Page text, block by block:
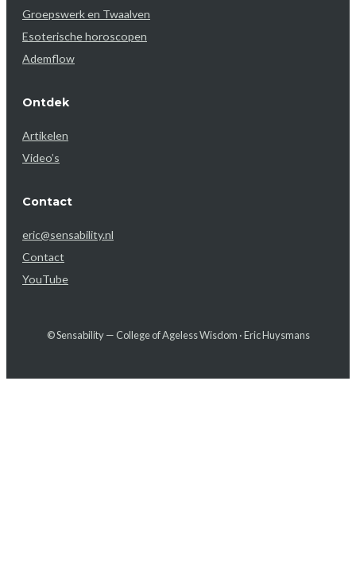
Groepswerk en Twaalven
Esoterische horoscopen
Ademflow
Ontdek
Artikelen
Video’s
Contact
eric@sensability.nl
Contact
YouTube
© Sensability — College of Ageless Wisdom · Eric Huysmans